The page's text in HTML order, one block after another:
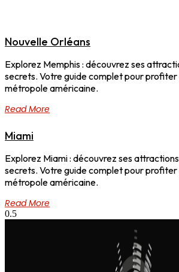
Nouvelle Orléans
Explorez Memphis : découvrez ses
secrets. Votre guide complet pour
métropole américaine.
Read More
Miami
Explorez Miami : découvrez ses
secrets. Votre guide complet pour
métropole américaine.
Read More